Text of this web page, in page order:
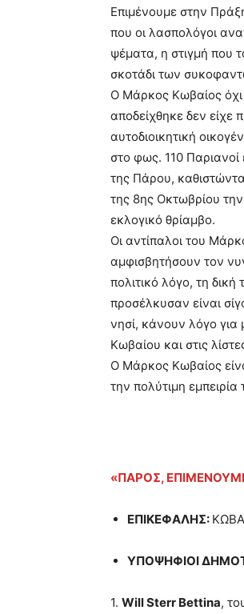
Επιμένουμε στην
που οι λασπολόγοι
ψέματα, η στιγμή που
σκοτάδι των
Ο Μάρκος Κωβαίος
αποδείχθηκε δεν είχε
αυτοδιοικητική
στο φως. 110
της Πάρου,
της 8ης Οκτωβρίου την
εκλογικό θρίαμβο.
Οι αντίπαλοι του
αμφισβητήσουν τον
πολιτικό λόγο, τη
προσέλκυσαν είναι
νησί, κάνουν λόγο για
Κωβαίου και στις
Ο Μάρκος Κωβαίος
την πολύτιμη
«ΠΑΡΟΣ,
ΕΠΙΚΕΦΑΛΗΣ:
ΥΠΟΨΗΦΙΟΙ
1. Will Sterr Bettina,